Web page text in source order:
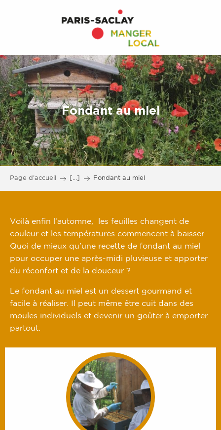
Fondant au miel
Page d’accueil Fondant au miel
Voilà enfin l’automne, les feuilles changent de
couleur et les températures commencent à baisser.
Quoi de mieux qu’une recette de fondant au miel
pour occuper une après-midi pluvieuse et apporter
du réconfort et de la douceur ?
Le fondant au miel est un dessert gourmand et
facile à réaliser. Il peut même être cuit dans des
moules individuels et devenir un goûter à emporter
partout.